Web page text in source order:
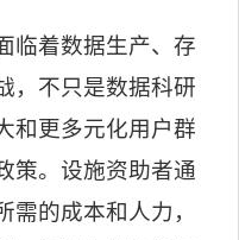
临着数据生产、存
，不只是数据科研
和更多元化用户群
策。设施资助者通
需的成本和人力，